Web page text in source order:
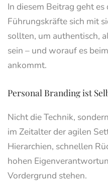
In diesem Beitrag geht
Führungskräfte sich mit
sollten, um authentisch,
sein – und worauf es
ankommt.
Personal Branding ist
Nicht die Technik,
im Zeitalter der agilen
Hierarchien, schnellen
hohen
Vordergrund stehen.